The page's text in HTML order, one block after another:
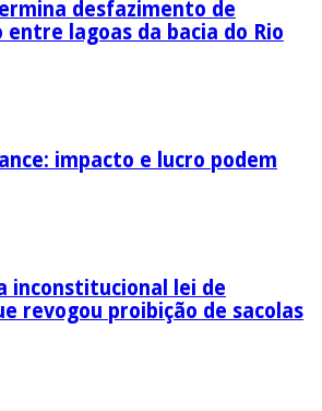
desfazimento de
lagoas da bacia do Rio
impacto e lucro podem
inconstitucional lei de
revogou proibição de sacolas